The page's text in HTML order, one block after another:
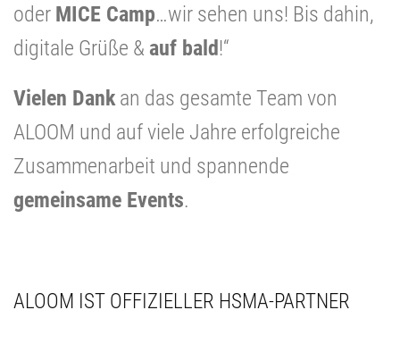
oder MICE Camp…wir sehen uns! Bis dahin,
digitale Grüße & auf bald!“
Vielen Dankan das gesamte Team von
ALOOM und auf viele Jahre erfolgreiche
Zusammenarbeit und spannende
gemeinsame Events.
ALOOM IST OFFIZIELLER HSMA-PARTNER